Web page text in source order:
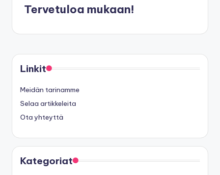
Tervetuloa mukaan!
Linkit
Meidän tarinamme
Selaa artikkeleita
Ota yhteyttä
Kategoriat